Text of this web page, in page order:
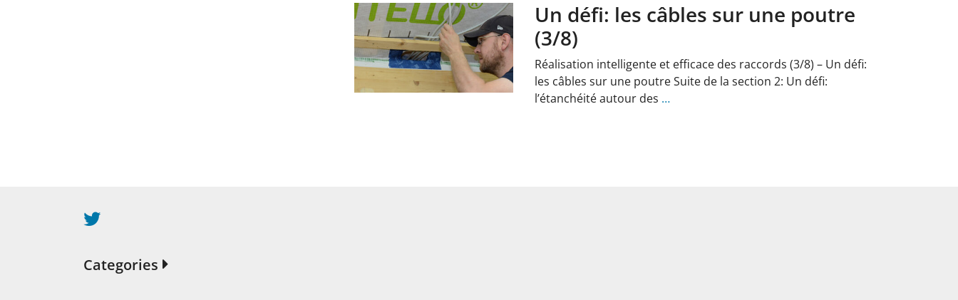
Un défi: les câbles sur une poutre
(3/8)
Réalisation intelligente et efficace des raccords (3/8) – Un défi:
les câbles sur une poutre Suite de la section 2: Un défi:
l’étanchéité autour des …
Categories